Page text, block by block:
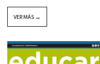
VER MÁS →